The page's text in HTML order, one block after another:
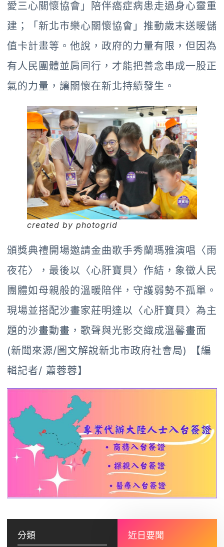
愛三心關懷協會」陪伴癌症病患走過身心靈重
建；「新北市樂心關懷協會」推動歲末送暖儲
值卡計畫等。他說，政府的力量有限，但因為
有人民團體並肩同行，才能把善念串成一股正
氣的力量，讓關懷在新北持續發生。
created by photogrid
頒獎典禮開場邀請金曲歌手秀蘭瑪雅演唱〈雨
夜花〉，最後以〈心肝寶貝〉作結，象徵人民
團體如母親般的溫暖陪伴，守護弱勢不孤單。
現場並搭配沙畫家莊明達以〈心肝寶貝〉為主
題的沙畫動畫，歌聲與光影交織成溫馨畫面
(新聞來源/圖文解說新北市政府社會局) 【編
輯記者/ 蕭蓉蓉】
分類 近日要聞